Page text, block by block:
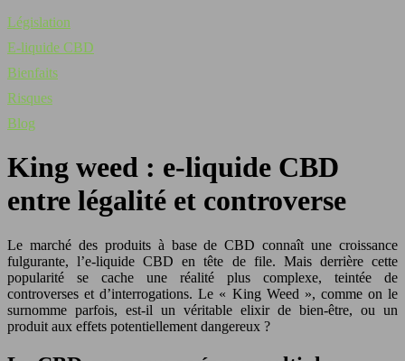
Législation
E-liquide CBD
Bienfaits
Risques
Blog
King weed : e-liquide CBD
entre légalité et controverse
Le marché des produits à base de CBD connaît une croissance
fulgurante, l’e-liquide CBD en tête de file. Mais derrière cette
popularité se cache une réalité plus complexe, teintée de
controverses et d’interrogations. Le « King Weed », comme on le
surnomme parfois, est-il un véritable elixir de bien-être, ou un
produit aux effets potentiellement dangereux ?